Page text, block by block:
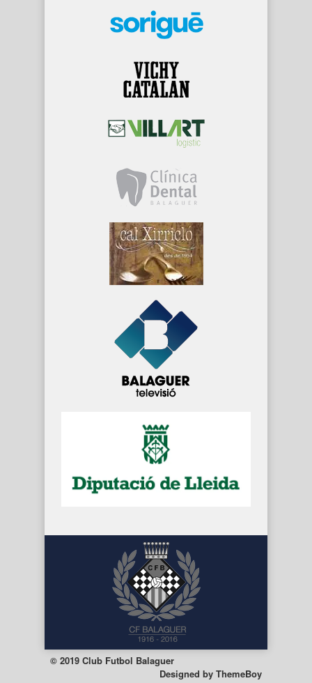
© 2019 Club Futbol Balaguer
Designed by ThemeBoy